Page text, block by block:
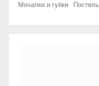
Мочалки и губки Постель